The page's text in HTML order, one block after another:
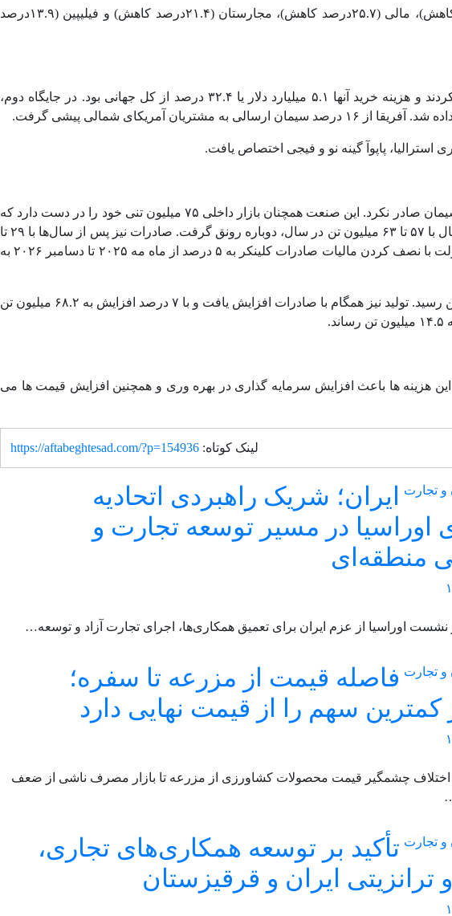
از آن طرف کشورهایی که کاهش سالانه در خرید سیمان وارداتی خود را تجربه کردند، عبارتند از: بنگلادش (۲۶.۴درصد کاهش)، مالی (۲۵.۷درصد کاهش)، مجارستان (۲۱.۴درصد کاهش) و فیلیپین (۱۳.۹درصد
همچنین از دیدگاه قاره‌ ای، خریداران در کشورهای اروپایی بیشترین هزینه را در سال ۲۰۲۵ برای سیمان وارداتی صرف کردند و هزینه خرید آنها ۵.۱ میلیارد دلار یا ۳۲.۴ درصد از کل جهانی بود. در جایگاه دوم،
گفتنی است در حوزه صادرات نیز داده های آماری نشان می دهد: بیشترین رشد در آسیا بود و هیچ کشوری به اندازه ویتنام سیمان صادر نکرد. این صنعت همچنان بازار داخلی ۷۵ میلیون تنی خود را در دست دارد که
در سال ۲۰۲۵ با ۱۳ درصد افزایش نسبت به سال قبل، در بحبوحه هزینه ‌های جدید و افزایش زیرساخت ‌ها، پس از چندین سال با ۵۷ تا ۶۳ میلیون تن در سال، دوباره رونق گرفت. صادرات نیز پس از سال‌ها با ۲۹ تا
۳۱ میلیون تن در سال، افزایش مشابهی را تجربه کرد و با ۲۸ درصد افزایش به ۳۷ میلیون تن رسید. نکته قابل تامل اینکه دولت با نصف کردن مالیات صادرات کلینکر به ۵ درصد از ماه مه ۲۰۲۵ تا دسامبر ۲۰۲۶ به
از سوی دیگر، سریع‌ ترین رشد را در بین صادرات سیمان ترکیه در سال ۲۰۲۵ داشت و با رشد ۱۳ درصدی به ۱۱.۵ میلیون تن رسید. تولید نیز همگام با صادرات افزایش یافت و با ۷ درصد افزایش به ۶۸.۲ میلیون تن
در سال ۲۰۲۶، هزینه ‌های بالای انرژی خودشان است. این هزینه‌ ها باعث افزایش سرمایه ‌گذاری در بهره ‌وری و همچنین افزایش قیمت ‌ها می‌
لینک کوتاه: https://aftabeghtesad.com/?p=154936
تجارت
ایران؛ شریک راهبردی اتحادیه
اوراسیا در مسیر توسعه تجارت و
منطقه‌ای
اوراسیا از عزم ایران برای تعمیق همکاری‌ها، اجرای تجارت آزاد و توسعه…
تجارت فاصله قیمت از مزرعه تا سفره؛
سهم را از قیمت نهایی دارد
اختلاف چشمگیر قیمت محصولات کشاورزی از مزرعه تا بازار مصرف ناشی از ضعف
تجارت تأکید بر توسعه همکاری‌های تجاری،
ترانزیتی ایران و قرقیزستان